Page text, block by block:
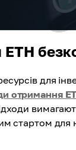
ETH
для
отримання
стартом для